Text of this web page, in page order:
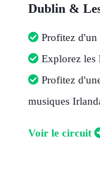
Dublin &
Profitez d'un
Explorez les
Profitez
musiques
Voir le circuit